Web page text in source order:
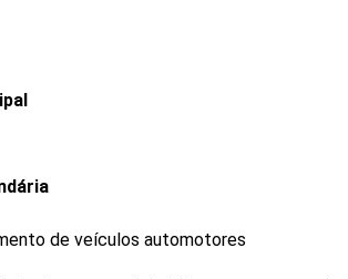
de veículos automotores